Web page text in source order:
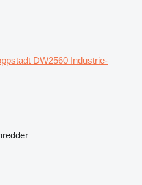
DW2560 Industrie-